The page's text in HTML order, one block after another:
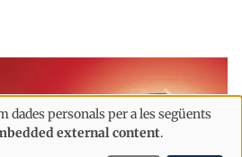
personals per a les següents
external content.